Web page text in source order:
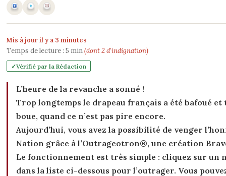
Mis à jour il y a 3 minutes
Temps de lecture : 5 min(dont 2 d'indignation)
Vérifié par la Rédaction
L’heure de la revanche a sonné !
Trop longtemps le drapeau français a été bafoué et
boue, quand ce n’est pas pire encore.
Aujourd’hui, vous avez la possibilité de venger
Nation grâce à l’Outrageotron®, une création
Le fonctionnement est très simple : cliquez sur un
dans la liste ci-dessous pour l’outrager. Vous